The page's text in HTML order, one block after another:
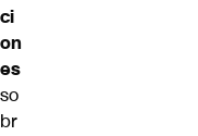
ci
on
es
so
br